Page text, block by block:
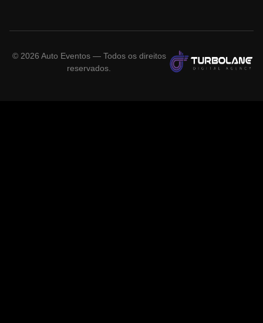
© 2026 Auto Eventos — Todos os direitos
reservados.